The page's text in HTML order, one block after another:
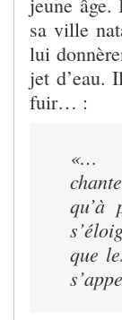
sa ville
lui
jet d’eau.
fuir… :
«…
qu’à
que